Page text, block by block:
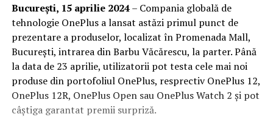
București, 15 aprilie 2024– Compania globală de
tehnologie OnePlus a lansat astăzi primul punct de
prezentare a produselor, localizat în Promenada Mall,
București, intrarea din Barbu Văcărescu, la parter. Până
la data de 23 aprilie, utilizatorii pot testa cele mai noi
produse din portofoliul OnePlus, resprectiv OnePlus 12,
OnePlus 12R, OnePlus Open sau OnePlus Watch 2 și pot
câștiga garantat premii surpriză.